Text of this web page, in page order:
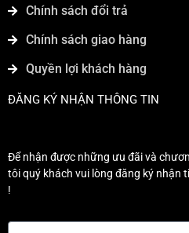
Chính sách đổi trả
Chính sách giao hàng
Quyền lợi khách hàng
ĐĂNG KÝ NHẬN THÔNG TIN
Để nhận được những ưu đãi và
tôi quý khách vui lòng đăng ký nhận
!